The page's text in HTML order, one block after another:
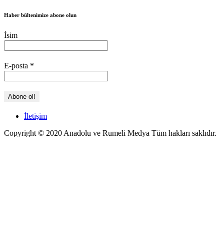
Haber bültenimize abone olun
İsim
E-posta *
İletişim
Copyright © 2020 Anadolu ve Rumeli Medya Tüm hakları saklıdır.